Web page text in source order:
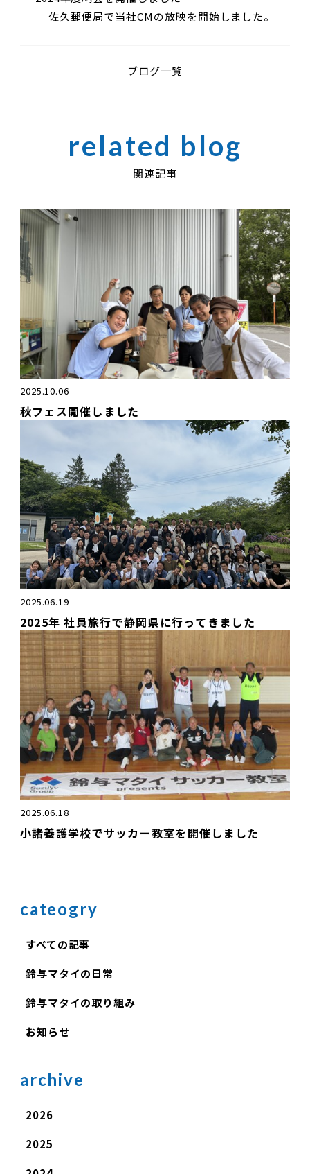
ブログ一覧
佐久郵便局で当社CMの放映を開始しました。
関連記事
2025.10.06
秋フェス開催しました
2025.06.19
2025年 社員旅行で静岡県に行ってきました
2025.06.18
小諸養護学校でサッカー教室を開催しました
cateogry
すべての記事
鈴与マタイの日常
鈴与マタイの取り組み
お知らせ
archive
2026
2025